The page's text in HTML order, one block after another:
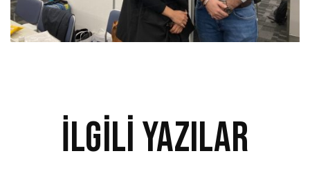
İlgili Yazılar